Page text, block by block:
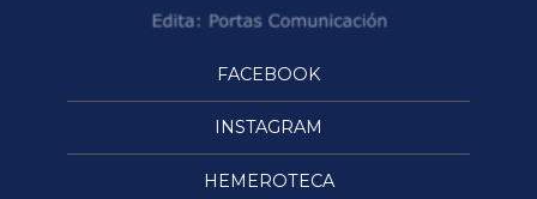
FACEBOOK
INSTAGRAM
HEMEROTECA